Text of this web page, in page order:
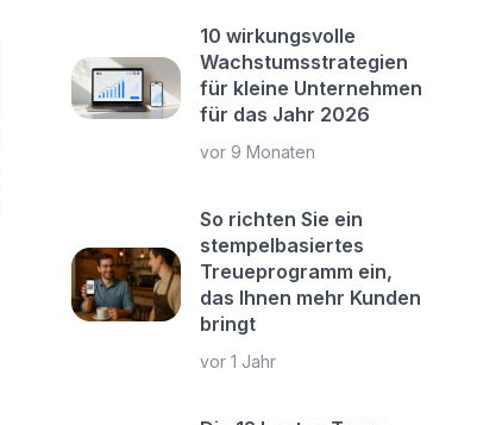
10 wirkungsvolle
Wachstumsstrategien
für kleine Unternehmen
für das Jahr 2026
vor 9 Monaten
So richten Sie ein
stempelbasiertes
Treueprogramm ein,
das Ihnen mehr Kunden
bringt
vor 1 Jahr